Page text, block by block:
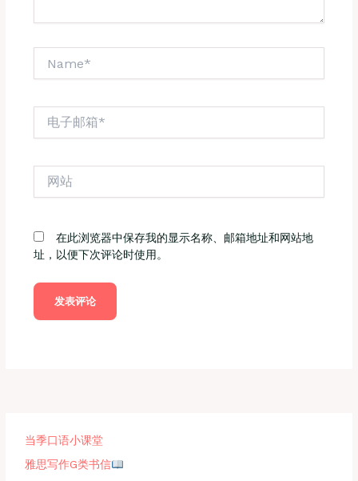
在此浏览器中保存我的显示名称、邮箱地址和网站地
址，以便下次评论时使用。
当季口语小课堂
雅思写作G类书信